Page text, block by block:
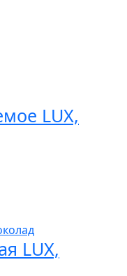
LUX,
LUX,